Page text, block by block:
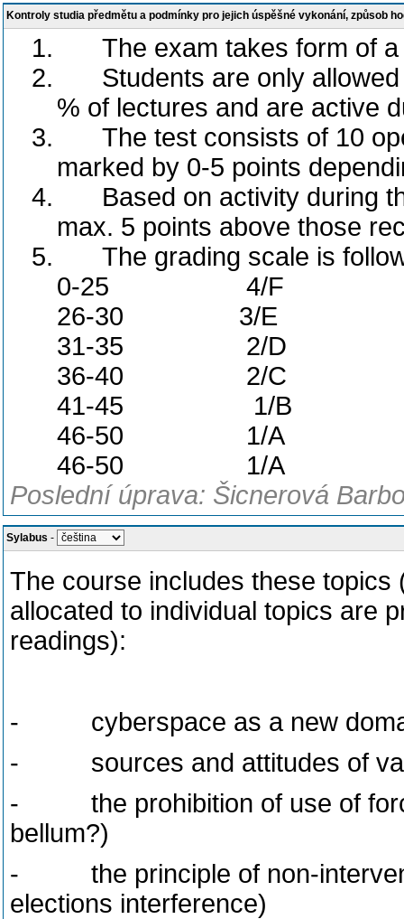
Kontroly studia předmětu a podmínky pro jejich úspěšné vykonání, způsob
1.
The exam takes form of
2.
Students are only
% of lectures and are active
3.
The test consists of 10
marked by 0-5 points
4.
Based on activity during
max. 5 points above those
5.
The grading scale is
0-25
4/F
26-30
3/E
31-35
2/D
36-40
2/C
41-45
1/B
46-50
1/A
46-50 1/A
Poslední úprava: Šicnerová
Sylabus -
The course includes these
allocated to individual topics are
readings):
- cyberspace as a new
- sources and attitudes of
- the prohibition of use of
bellum?)
- the principle of non-
elections interference)